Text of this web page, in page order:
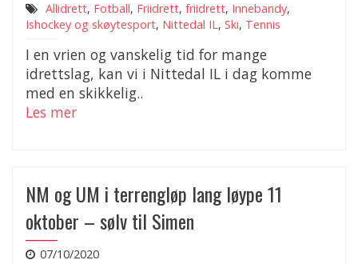
Allidrett, Fotball, Friidrett, friidrett, Innebandy,
Ishockey og skøytesport, Nittedal IL, Ski, Tennis
I en vrien og vanskelig tid for mange
idrettslag, kan vi i Nittedal IL i dag komme
med en skikkelig..
Les mer
NM og UM i terrengløp lang løype 11
oktober – sølv til Simen
07/10/2020